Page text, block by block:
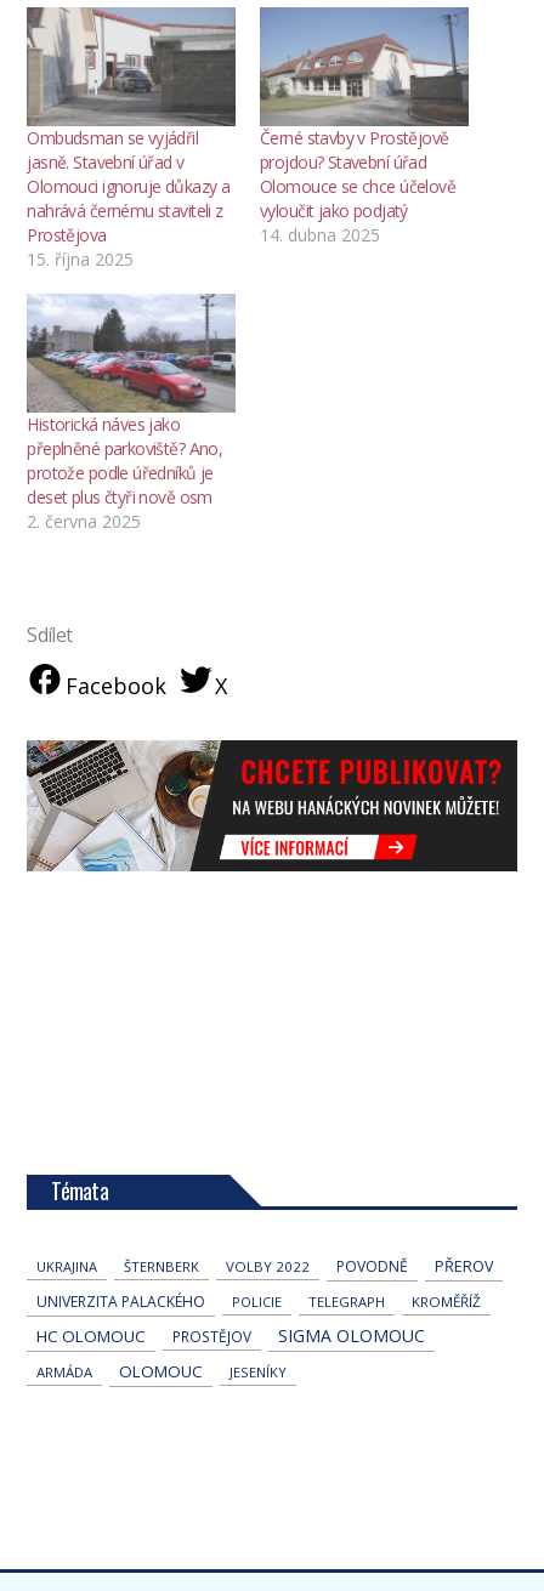
Ombudsman se vyjádřil
jasně. Stavební úřad v
Olomouci ignoruje důkazy a
nahrává černému staviteli z
Prostějova
15. října 2025
Černé stavby v Prostějově
projdou? Stavební úřad
Olomouce se chce účelově
vyloučit jako podjatý
14. dubna 2025
Historická náves jako
přeplněné parkoviště? Ano,
protože podle úředníků je
deset plus čtyři nově osm
2. června 2025
Sdílet
Facebook X
Témata
UKRAJINA ŠTERNBERK VOLBY 2022 POVODNĚ
PŘEROV
UNIVERZITA PALACKÉHO
POLICIE TELEGRAPH KROMĚŘÍŽ
HC OLOMOUC PROSTĚJOV SIGMA OLOMOUC
ARMÁDA OLOMOUC JESENÍKY